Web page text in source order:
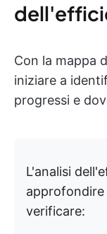
Con la mappa
iniziare a
progressi e
L'analisi
verificare: